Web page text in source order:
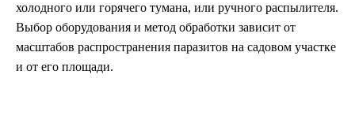
холодного или горячего тумана, или ручного распылителя.
Выбор оборудования и метод обработки зависит от
масштабов распространения паразитов на садовом участке
и от его площади.